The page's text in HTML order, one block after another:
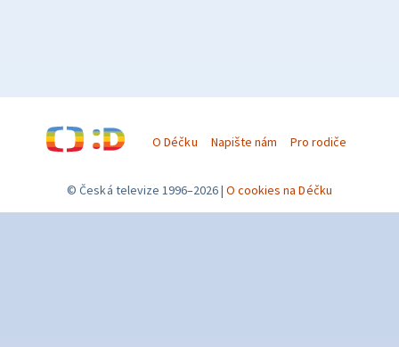
O Déčku Napište nám Pro rodiče
© Česká televize 1996–2026 O cookies na Déčku